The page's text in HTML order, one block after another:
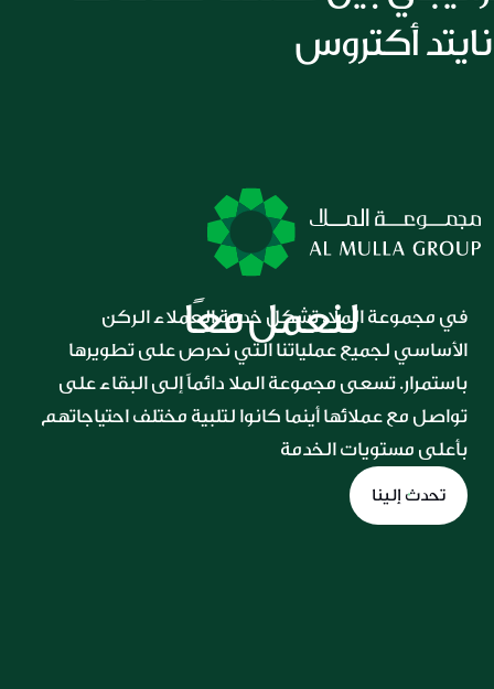
لنعمل معًا
بأعلى مستويات الخدمة
تحدث إلينا